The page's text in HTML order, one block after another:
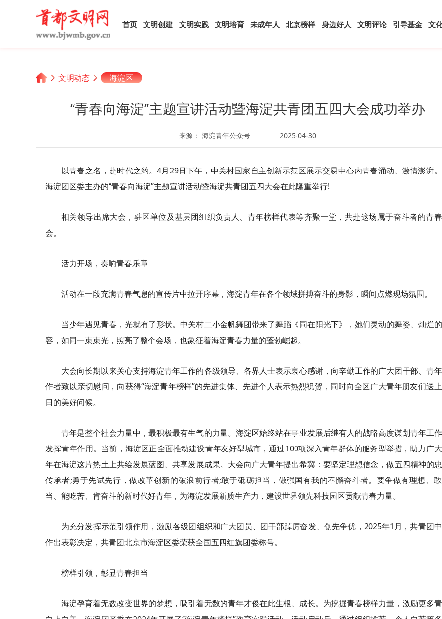
首页 文明创建 文明实践 文明培育 未成年人 北京榜样 身边好人 文明评论 引导基金 文
文明动态 海淀区
“青春向海淀”主题宣讲活动暨海淀共青团五四大会成功举办
来源： 海淀青年公众号 2025-04-30
以青春之名，赴时代之约。4月29日下午，中关村国家自主创新示范区展示交易中心内青春涌动、激情澎湃
海淀团区委主办的“青春向海淀”主题宣讲活动暨海淀共青团五四大会在此隆重举行!
相关领导出席大会，驻区单位及基层团组织负责人、青年榜样代表等齐聚一堂，共赴这场属于奋斗者的青
会。
活力开场，奏响青春乐章
活动在一段充满青春气息的宣传片中拉开序幕，海淀青年在各个领域拼搏奋斗的身影，瞬间点燃现场氛围。
当少年遇见青春，光就有了形状。中关村二小金帆舞团带来了舞蹈《同在阳光下》，她们灵动的舞姿、灿烂
容，如同一束束光，照亮了整个会场，也象征着海淀青春力量的蓬勃崛起。
大会向长期以来关心支持海淀青年工作的各级领导、各界人士表示衷心感谢，向辛勤工作的广大团干部、青
作者致以亲切慰问，向获得“海淀青年榜样”的先进集体、先进个人表示热烈祝贺，同时向全区广大青年朋友们送
日的美好问候。
青年是整个社会力量中，最积极最有生气的力量。海淀区始终站在事业发展后继有人的战略高度谋划青年工作
发挥青年作用。当前，海淀区正全面推动建设青年友好型城市，通过100项深入青年群体的服务型举措，助力广
年在海淀这片热土上共绘发展蓝图、共享发展成果。大会向广大青年提出希冀：要坚定理想信念，做五四精神的
传承者;勇于先试先行，做改革创新的破浪前行者;敢于砥砺担当，做强国有我的不懈奋斗者。要争做有理想、
当、能吃苦、肯奋斗的新时代好青年，为海淀发展新质生产力，建设世界领先科技园区贡献青春力量。
为充分发挥示范引领作用，激励各级团组织和广大团员、团干部踔厉奋发、创先争优，2025年1月，共青团
作出表彰决定，共青团北京市海淀区委荣获全国五四红旗团委称号。
榜样引领，彰显青春担当
海淀孕育着无数改变世界的梦想，吸引着无数的青年才俊在此生根、成长。为挖掘青春榜样力量，激励更多